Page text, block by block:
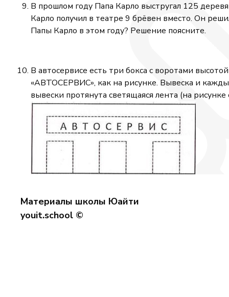
В прошлом году Папа Карло выстругал 125
Карло получил в театре 9 брёвен вместо. Он
Папы Карло в этом году? Решение поясните.
В автосервисе есть три бокса с воротами
«АВТОСЕРВИС», как на рисунке. Вывеска и
вывески протянута светящаяся лента (на
Материалы школы Юайти
youit.school ©